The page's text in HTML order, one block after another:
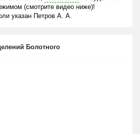
(смотрите видео ниже)!
указан Петров А. А.
Болотного